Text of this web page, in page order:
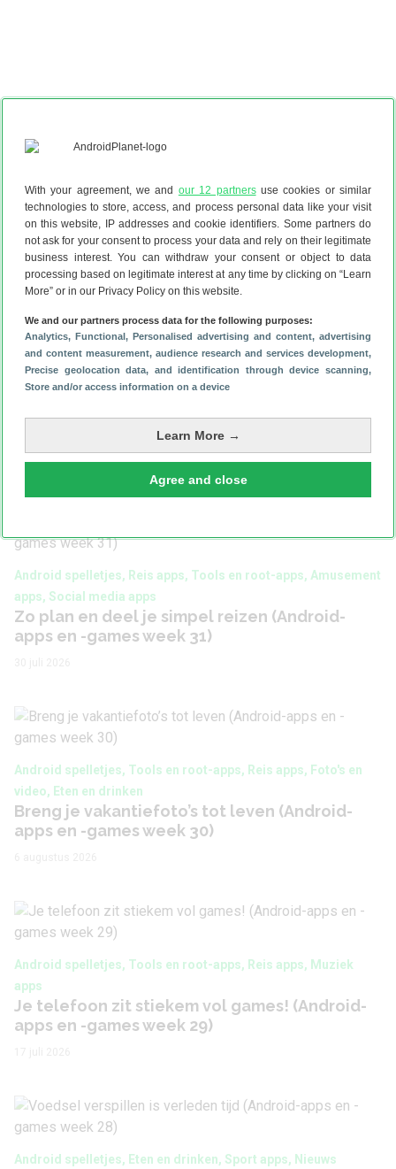
With your agreement, we and our 12 partnersuse cookies or similar
technologies to store, access, and process personal data like your visit
on this website, IP addresses and cookie identifiers. Some partners do
not ask for your consent to process your data and rely on their legitimate
business interest. You can withdraw your consent or object to data
processing based on legitimate interest at any time by clicking on “Learn
More” or in our Privacy Policy on this website.
We and our partners process data for the following purposes:
Analytics, Functional, Personalised advertising and content, advertising
and content measurement, audience research and services development,
Precise geolocation data, and identification through device scanning,
Store and/or access information on a device
Learn More →
Agree and close
Reageer
Android spelletjes, Reis apps, Tools en root-apps, Amusement
apps, Social media apps
Zo plan en deel je simpel reizen (Android-
apps en -games week 31)
Android spelletjes, Tools en root-apps, Reis apps, Foto's en
video, Eten en drinken
Breng je vakantiefoto’s tot leven (Android-
apps en -games week 30)
Android spelletjes, Tools en root-apps, Reis apps, Muziek
apps
Je telefoon zit stiekem vol games! (Android-
apps en -games week 29)
Android spelletjes, Eten en drinken, Sport apps, Nieuws